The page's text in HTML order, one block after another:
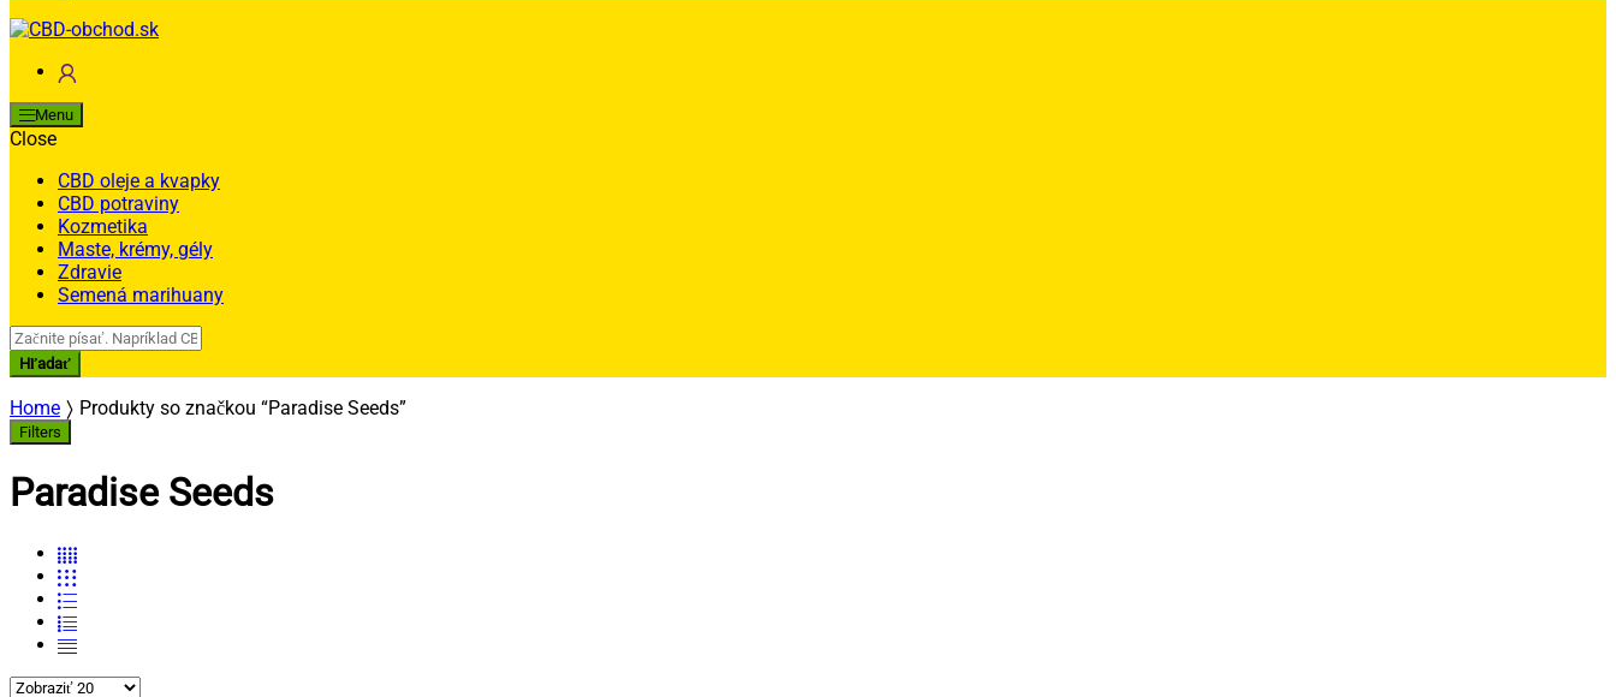
Menu
Close
CBD oleje a kvapky
CBD potraviny
Kozmetika
Maste, krémy, gély
Zdravie
Semená marihuany
Search
for:
Hľadať
Home Produkty so značkou “Paradise Seeds”
Filters
Paradise Seeds